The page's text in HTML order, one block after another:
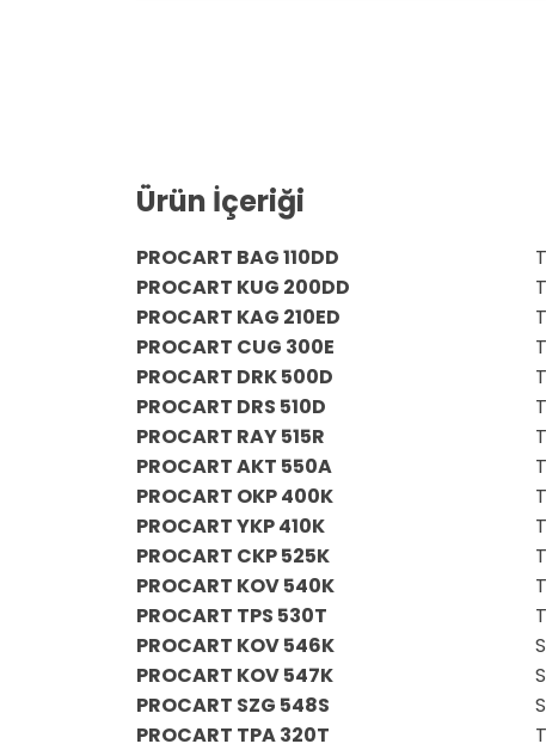
Ürün İçeriği
PROCART BAG 110DD
PROCART KUG 200DD
PROCART KAG 210ED
PROCART CUG 300E
PROCART DRK 500D
PROCART DRS 510D
PROCART RAY 515R
PROCART AKT 550A
PROCART OKP 400K
PROCART YKP 410K
PROCART CKP 525K
PROCART KOV 540K
PROCART TPS 530T
PROCART KOV 546K
PROCART KOV 547K
PROCART SZG 548S
PROCART TPA 320T